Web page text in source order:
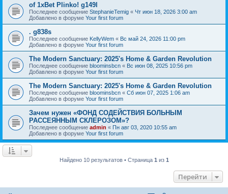
of 1xBet Plinko! g149l
Последнее сообщение StephanieTemig « Чт июн 18, 2026 3:00 am
Добавлено в форуме Your first forum
. g838s
Последнее сообщение KellyWem « Вс май 24, 2026 11:00 pm
Добавлено в форуме Your first forum
The Modern Sanctuary: 2025's Home & Garden Revolution
Последнее сообщение bloominsbcn « Вс июн 08, 2025 10:56 pm
Добавлено в форуме Your first forum
The Modern Sanctuary: 2025's Home & Garden Revolution
Последнее сообщение bloominsbcn « Сб июн 07, 2025 1:06 am
Добавлено в форуме Your first forum
Зачем нужен «ФОНД СОДЕЙСТВИЯ БОЛЬНЫМ
РАССЕЯННЫМ СКЛЕРОЗОМ»?
Последнее сообщение admin « Пн авг 03, 2020 10:55 am
Добавлено в форуме Your first forum
Найдено 10 результатов • Страница 1 из 1
Перейти